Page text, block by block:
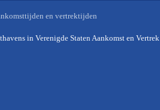
en vertrektijden
in Verenigde Staten Aankomst en Vertrek